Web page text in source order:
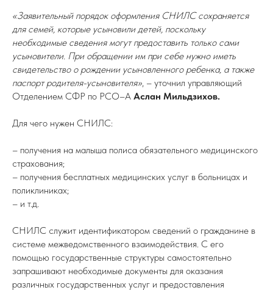
«Заявительный порядок оформления СНИЛС сохраняется
для семей, которые усыновили детей, поскольку
необходимые сведения могут предоставить только сами
усыновители. При обращении им при себе нужно иметь
свидетельство о рождении усыновленного ребенка, а также
паспорт родителя-усыновителя», – уточнил управляющий
Отделением СФР по РСО–А Аслан Мильдзихов.
Для чего нужен СНИЛС:
– получения на малыша полиса обязательного медицинского
страхования;
– получения бесплатных медицинских услуг в больницах и
поликлиниках;
– и т.д.
СНИЛС служит идентификатором сведений о гражданине в
системе межведомственного взаимодействия. С его
помощью государственные структуры самостоятельно
запрашивают необходимые документы для оказания
различных государственных услуг и предоставления